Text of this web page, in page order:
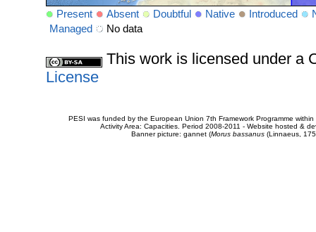
Present Absent Doubtful Native Introduced
Managed
No data
This work is licensed under a
License
PESI was funded by the European Union 7th Framework Programme
Activity Area: Capacities. Period 2008-2011 - Website hosted &
Banner picture: gannet (Morus bassanus(Linnaeus,